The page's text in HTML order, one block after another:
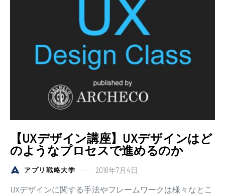
【UXデザイン講座】UXデザインはど
のようなプロセスで進めるのか
アプリ戦略大学 2016年7月4日
UXデザインに関する手法やフレームワークは様々なとこ